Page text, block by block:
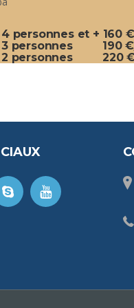
personnes et + 160
3 personnes 190
2 personnes 220